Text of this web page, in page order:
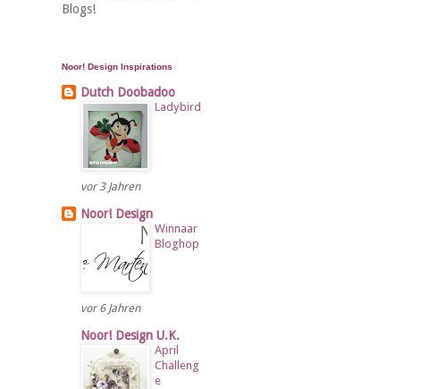
Blogs!
Noor! Design Inspirations
Dutch Doobadoo
Ladybird
vor 3 Jahren
Noor! Design
Winnaar
Bloghop
vor 6 Jahren
Noor! Design U.K.
April
Challeng
e